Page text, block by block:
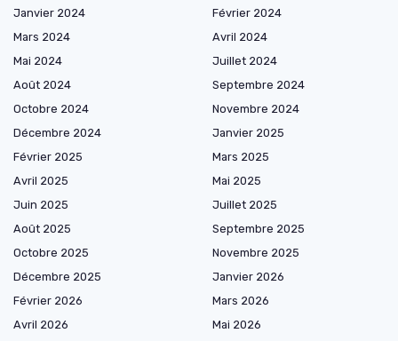
Janvier 2024
Février 2024
Mars 2024
Avril 2024
Mai 2024
Juillet 2024
Août 2024
Septembre 2024
Octobre 2024
Novembre 2024
Décembre 2024
Janvier 2025
Février 2025
Mars 2025
Avril 2025
Mai 2025
Juin 2025
Juillet 2025
Août 2025
Septembre 2025
Octobre 2025
Novembre 2025
Décembre 2025
Janvier 2026
Février 2026
Mars 2026
Avril 2026
Mai 2026